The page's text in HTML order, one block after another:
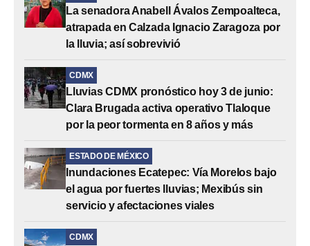
La senadora Anabell Ávalos Zempoalteca,
atrapada en Calzada Ignacio Zaragoza por
la lluvia; así sobrevivió
CDMX
Lluvias CDMX pronóstico hoy 3 de junio:
Clara Brugada activa operativo Tlaloque
por la peor tormenta en 8 años y más
ESTADO DE MÉXICO
Inundaciones Ecatepec: Vía Morelos bajo
el agua por fuertes lluvias; Mexibús sin
servicio y afectaciones viales
CDMX